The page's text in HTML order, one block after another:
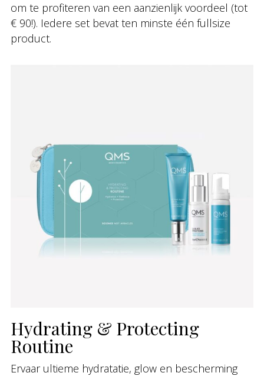
om te profiteren van een aanzienlijk voordeel (tot
€ 90!). Iedere set bevat ten minste één fullsize
product.
Hydrating & Protecting
Routine
Ervaar ultieme hydratatie, glow en bescherming